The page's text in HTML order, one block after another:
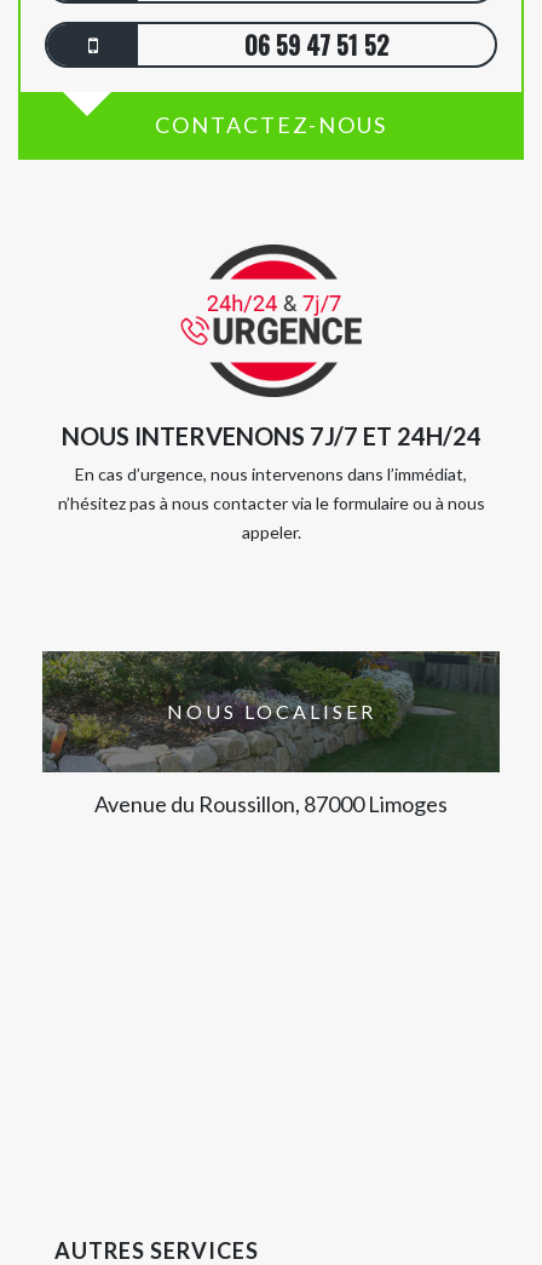
06 59 47 51 52
CONTACTEZ-NOUS
NOUS INTERVENONS 7J/7 ET 24H/24
En cas d’urgence, nous intervenons dans l’immédiat,
n’hésitez pas à nous contacter via le formulaire ou à nous
appeler.
NOUS LOCALISER
Avenue du Roussillon, 87000 Limoges
AUTRES SERVICES